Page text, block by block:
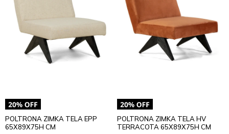
POLTRONA ZIMKA TELA EPP
65X89X75H CM
POLTRONA ZIMKA TELA HV
TERRACOTA 65X89X75H CM